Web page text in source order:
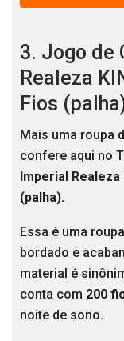
3. Jogo de
Realeza
Fios
Mais uma roupa
confere aqui no
Imperial
(palha).
Essa é uma
bordado e
material é
conta com 200
noite de sono.